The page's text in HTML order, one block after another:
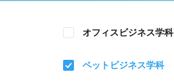
オフィスビジネス学科
ペットビジネス学科